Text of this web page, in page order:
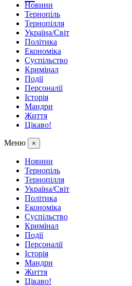
Новини
Тернопіль
Тернопілля
Україна/Світ
Політика
Економіка
Суспільство
Кримінал
Події
Персоналії
Історія
Мандри
Життя
Цікаво!
Меню ×
Новини
Тернопіль
Тернопілля
Україна/Світ
Політика
Економіка
Суспільство
Кримінал
Події
Персоналії
Історія
Мандри
Життя
Цікаво!